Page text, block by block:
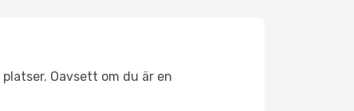
Oavsett om du är en